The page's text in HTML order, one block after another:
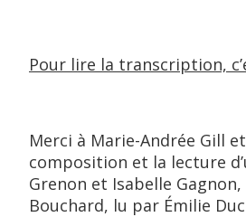
Pour lire la transcription,
Merci à Marie-Andrée Gill
composition et la lecture
Grenon et Isabelle
Bouchard, lu par Émilie